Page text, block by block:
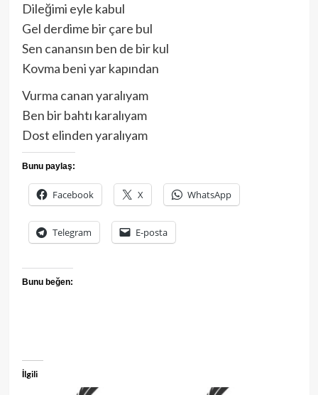
Dileğimi eyle kabul
Gel derdime bir çare bul
Sen canansın ben de bir kul
Kovma beni yar kapından
Vurma canan yaralıyam
Ben bir bahtı karalıyam
Dost elinden yaralıyam
Bunu paylaş:
Facebook X WhatsApp
Telegram E-posta
Bunu beğen:
İlgili